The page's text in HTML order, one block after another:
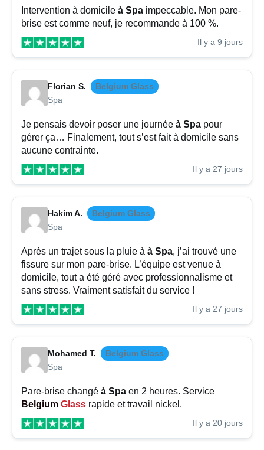
Intervention à domicile à Spa impeccable. Mon pare-
brise est comme neuf, je recommande à 100 %.
Il y a 9 jours
Florian S.
Belgium Glass
Spa
Je pensais devoir poser une journée à Spa pour
gérer ça… Finalement, tout s’est fait à domicile sans
aucune contrainte.
Il y a 27 jours
Hakim A.
Belgium Glass
Spa
Après un trajet sous la pluie à à Spa, j’ai trouvé une
fissure sur mon pare-brise. L’équipe est venue à
domicile, tout a été géré avec professionnalisme et
sans stress. Vraiment satisfait du service !
Il y a 27 jours
Mohamed T.
Belgium Glass
Spa
Pare-brise changé à Spa en 2 heures. Service
Belgium Glass rapide et travail nickel.
Il y a 20 jours